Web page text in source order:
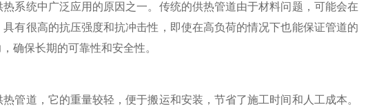
统中广泛应用的原因之一。传统的供热管道由于材料问题，可能会在
有很高的抗压强度和抗冲击性，即使在高负荷的情况下也能保证管道的
确保长期的可靠性和安全性。
道，它的重量较轻，便于搬运和安装，节省了施工时间和人工成本。